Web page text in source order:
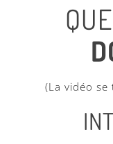
(La vidéo se